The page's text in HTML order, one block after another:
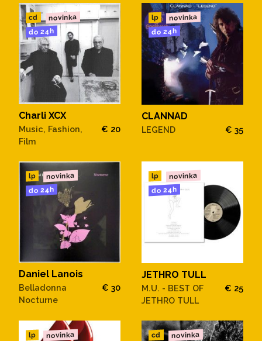
cd novinka
do 24h
Charli XCX
Music, Fashion,
Film
€ 20
lp novinka
do 24h
CLANNAD
LEGEND € 35
lp novinka
do 24h
Daniel Lanois
Belladonna
Nocturne
€ 30
lp novinka
do 24h
JETHRO TULL
M.U. - BEST OF
JETHRO TULL
€ 25
lp novinka cd novinka